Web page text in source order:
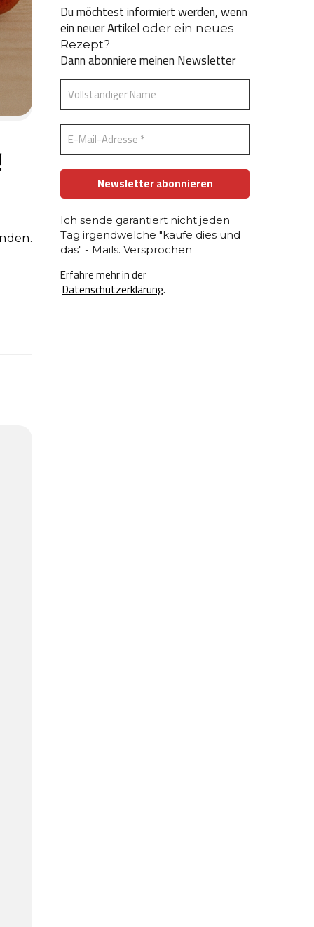
Du möchtest informiert werden, wenn
ein neuer Artikel oder ein neues
Rezept?
Dann abonniere meinen Newsletter
Ich sende garantiert nicht jeden
Tag irgendwelche "kaufe dies und
das" - Mails. Versprochen
Erfahre mehr in der
Datenschutzerklärung.